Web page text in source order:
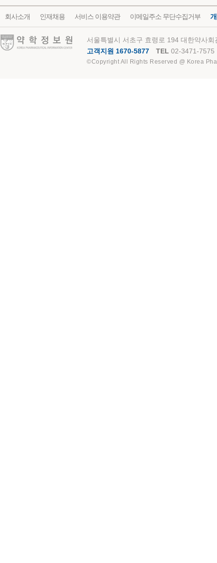
회사소개 인재채용 서비스 이용약관 이메일주소 무단수집거부
약학정보원
서울특별시 서초구 효령로 194 대한약사
고객지원 1670-5877
TEL 02-3471-7575
©Copyright All Rights Reserved @ Korea